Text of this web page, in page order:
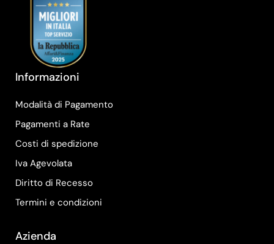
Informazioni
Modalità di Pagamento
Pagamenti a Rate
Costi di spedizione
Iva Agevolata
Diritto di Recesso
Termini e condizioni
Azienda